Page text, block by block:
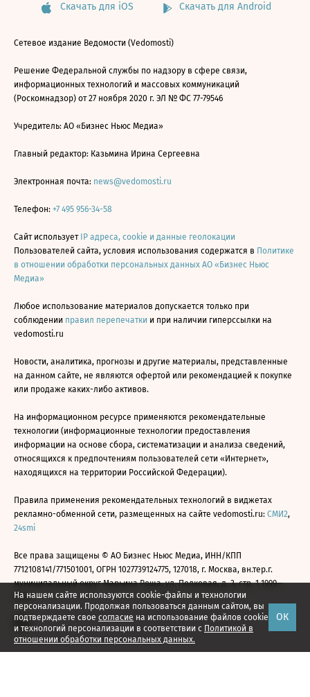
На нашем сайте используются cookie-файлы и технологии
персонализации. Продолжая пользоваться данным сайтом, вы
подтверждаете свое согласие на использование файлов cookie
и технологий персонализации в соответствии с Политикой в
отношении обработки персональных данных.
ОК
Скачать для iOS Скачать для Android
Сетевое издание Ведомости (Vedomosti)
Решение Федеральной службы по надзору в сфере связи,
информационных технологий и массовых коммуникаций
(Роскомнадзор) от 27 ноября 2020 г. ЭЛ № ФС 77-79546
Учредитель: АО «Бизнес Ньюс Медиа»
Главный редактор: Казьмина Ирина Сергеевна
Электронная почта: news@vedomosti.ru
Телефон: +7 495 956-34-58
Сайт использует IP адреса, cookie и данные геолокации
Пользователей сайта, условия использования содержатся в Политике
в отношении обработки персональных данных АО «Бизнес Ньюс
Медиа»
Любое использование материалов допускается только при
соблюдении правил перепечатки и при наличии гиперссылки на
vedomosti.ru
Новости, аналитика, прогнозы и другие материалы, представленные
на данном сайте, не являются офертой или рекомендацией к покупке
или продаже каких-либо активов.
На информационном ресурсе применяются рекомендательные
технологии (информационные технологии предоставления
информации на основе сбора, систематизации и анализа сведений,
относящихся к предпочтениям пользователей сети «Интернет»,
находящихся на территории Российской Федерации).
Правила применения рекомендательных технологий в виджетах
рекламно-обменной сети, размещенных на сайте vedomosti.ru: СМИ2,
24smi
Все права защищены © АО Бизнес Ньюс Медиа, ИНН/КПП
7712108141/771501001, ОГРН 1027739124775, 127018, г. Москва, вн.тер.г.
муниципальный округ Марьина Роща, ул. Полковая, д. 3, стр. 1 1999—
2026